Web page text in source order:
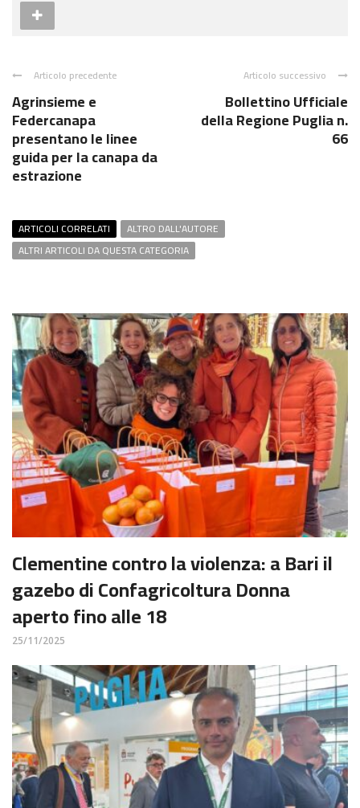
Articolo precedente
Agrinsieme e
Federcanapa
presentano le linee
guida per la canapa da
estrazione
Articolo successivo
Bollettino Ufficiale
della Regione Puglia n.
66
ARTICOLI CORRELATI
ALTRO DALL'AUTORE
ALTRI ARTICOLI DA QUESTA CATEGORIA
Clementine contro la violenza: a Bari il
gazebo di Confagricoltura Donna
aperto fino alle 18
25/11/2025